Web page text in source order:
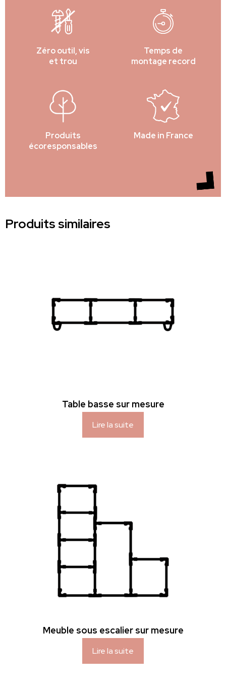
Zéro outil, vis
et trou
Temps de
montage record
Produits
écoresponsables
Made in France
Produits similaires
Table basse sur mesure
Lire la suite
Meuble sous escalier sur mesure
Lire la suite